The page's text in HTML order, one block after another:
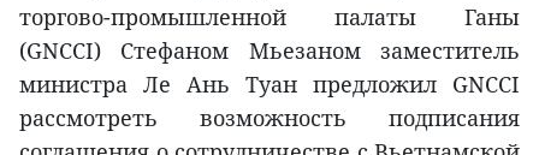
торгово-промышленной палаты Ганы
(GNCCI) Стефаном Мьезаном заместитель
министра Ле Ань Туан предложил GNCCI
рассмотреть возможность подписания